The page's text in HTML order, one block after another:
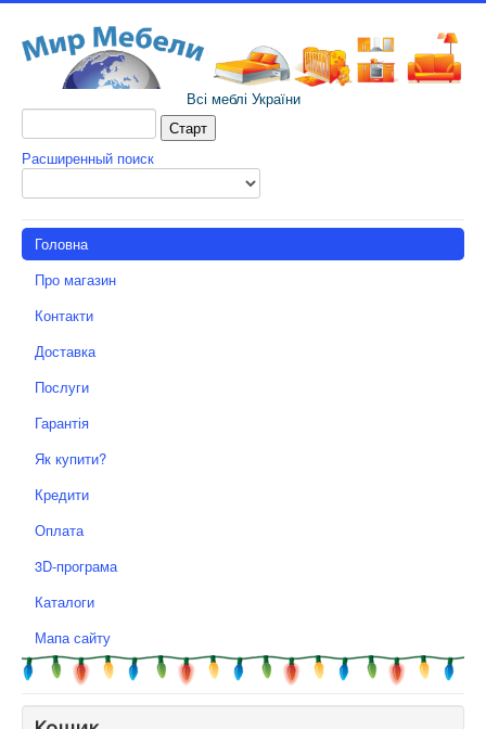
Всі меблі України
Расширенный поиск
Головна
Про магазин
Контакти
Доставка
Послуги
Гарантія
Як купити?
Кредити
Оплата
3D-програма
Каталоги
Мапа сайту